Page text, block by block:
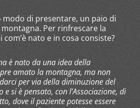
modo di presentare, un paio di
Per rinfrescare la
nato e in cosa consiste?
è nato da una idea della
amato la montagna, ma non
per via della diminuzione del
si è pensato, con l’Associazione, di
dove il paziente potesse essere